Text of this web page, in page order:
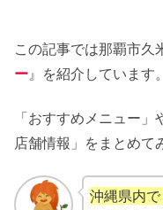
この記事では那覇市久
ー』を紹介しています。
「おすすめメニュー
店舗情報」をまとめて
沖縄県内